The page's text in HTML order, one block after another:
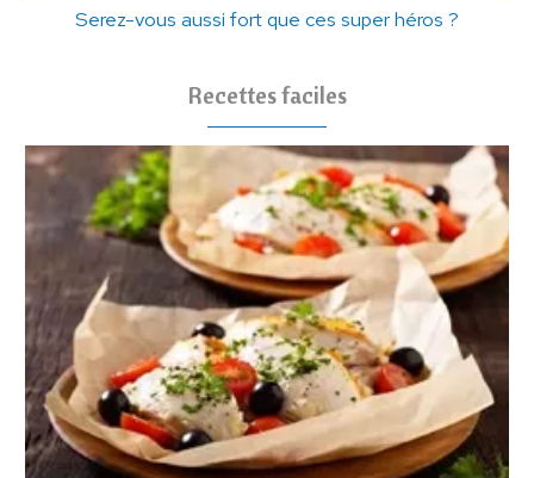
Serez-vous aussi fort que ces super héros ?
Recettes faciles